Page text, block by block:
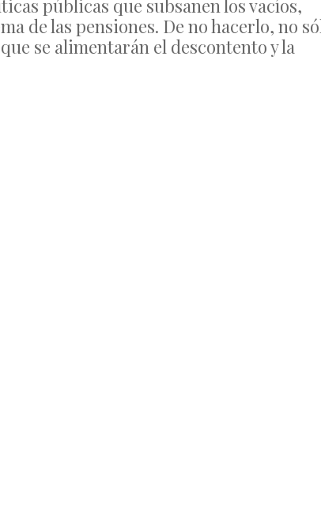
públicas que subsanen los vacíos,
de las pensiones. De no hacerlo, no
se alimentarán el descontento y la